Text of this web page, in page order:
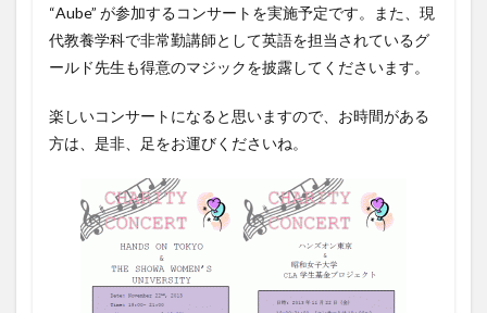
“Aube” が参加するコンサートを実施予定です。また、現
代教養学科で非常勤講師として英語を担当されているグ
ールド先生も得意のマジックを披露してくださいます。
楽しいコンサートになると思いますので、お時間がある
方は、是非、足をお運びくださいね。